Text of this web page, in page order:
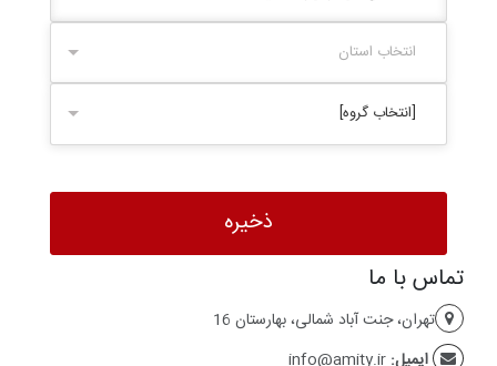
انتخاب استان
[انتخاب گروه]
تماس با ما
تهران، جنت آباد شمالی، بهارستان 16